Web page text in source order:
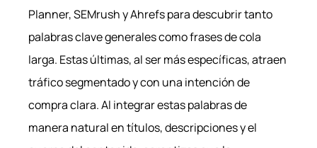
Planner, SEMrush y Ahrefs para descubrir tanto
palabras clave generales como frases de cola
larga. Estas últimas, al ser más específicas, atraen
tráfico segmentado y con una intención de
compra clara. Al integrar estas palabras de
manera natural en títulos, descripciones y el